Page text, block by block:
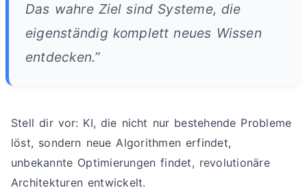
Das wahre Ziel sind Systeme, die
eigenständig komplett neues Wissen
entdecken.”
Stell dir vor: KI, die nicht nur bestehende Probleme
löst, sondern neue Algorithmen erfindet,
unbekannte Optimierungen findet, revolutionäre
Architekturen entwickelt.